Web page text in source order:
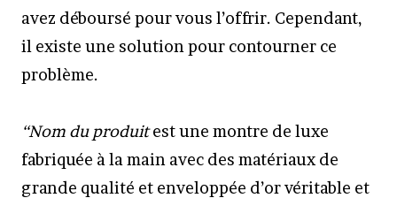
avez déboursé pour vous l’offrir. Cependant,
il existe une solution pour contourner ce
problème.
“Nom du produitest une montre de luxe
fabriquée à la main avec des matériaux de
grande qualité et enveloppée d’or véritable et